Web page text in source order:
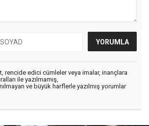
rencide edici cümleler veya imalar, inançlara
ile yazılmamış,
ve büyük harflerle yazılmış yorumlar